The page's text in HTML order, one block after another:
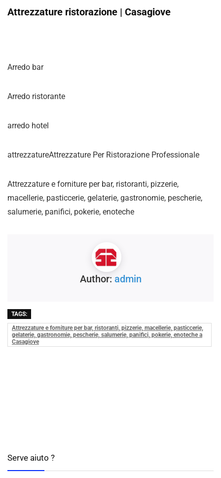
Attrezzature ristorazione | Casagiove
Arredo bar
Arredo ristorante
arredo hotel
attrezzatureAttrezzature Per Ristorazione Professionale
Attrezzature e forniture per bar, ristoranti, pizzerie,
macellerie, pasticcerie, gelaterie, gastronomie, pescherie,
salumerie, panifici, pokerie, enoteche
Author: admin
TAGS:
Attrezzature e forniture per bar, ristoranti, pizzerie, macellerie, pasticcerie,
gelaterie, gastronomie, pescherie, salumerie, panifici, pokerie, enoteche a
Casagiove
Serve aiuto ?